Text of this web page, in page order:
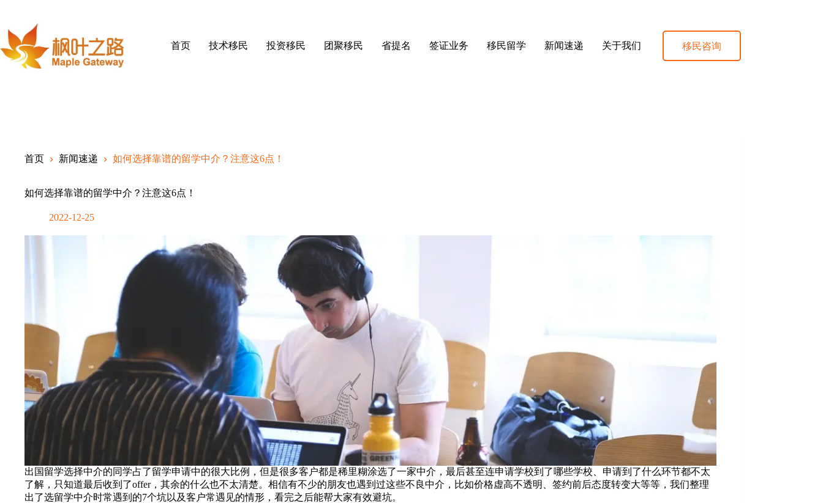
content
首页
技术移民 投资移民 团聚移民 省提名 签证业务 移民留学 新闻速递 关于我们 移民咨询
首页 新闻速递 如何选择靠谱的留学中介？注意这6点！
如何选择靠谱的留学中介？注意这6点！
2022-12-25
出国留学选择中介的同学占了留学申请中的很大比例，但是很多客户都是稀里糊涂选了一家中介，最后甚至连申请学校到了哪些学校、申请到了什么环节都不太
了解，只知道最后收到了offer，其余的什么也不太清楚。相信有不少的朋友也遇到过这些不良中介，比如价格虚高不透明、签约前后态度转变大等等，我们整理
出了选留学中介时常遇到的7个坑以及客户常遇见的情形，看完之后能帮大家有效避坑。